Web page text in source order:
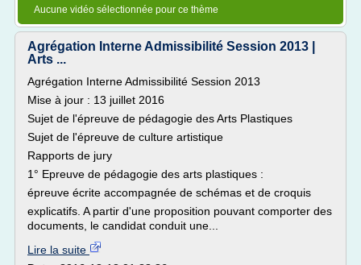
Aucune vidéo sélectionnée pour ce thème
Agrégation Interne Admissibilité Session 2013 |
Arts ...
Agrégation Interne Admissibilité Session 2013
Mise à jour : 13 juillet 2016
Sujet de l'épreuve de pédagogie des Arts Plastiques
Sujet de l'épreuve de culture artistique
Rapports de jury
1° Epreuve de pédagogie des arts plastiques :
épreuve écrite accompagnée de schémas et de croquis
explicatifs. A partir d'une proposition pouvant comporter des
documents, le candidat conduit une...
Lire la suite